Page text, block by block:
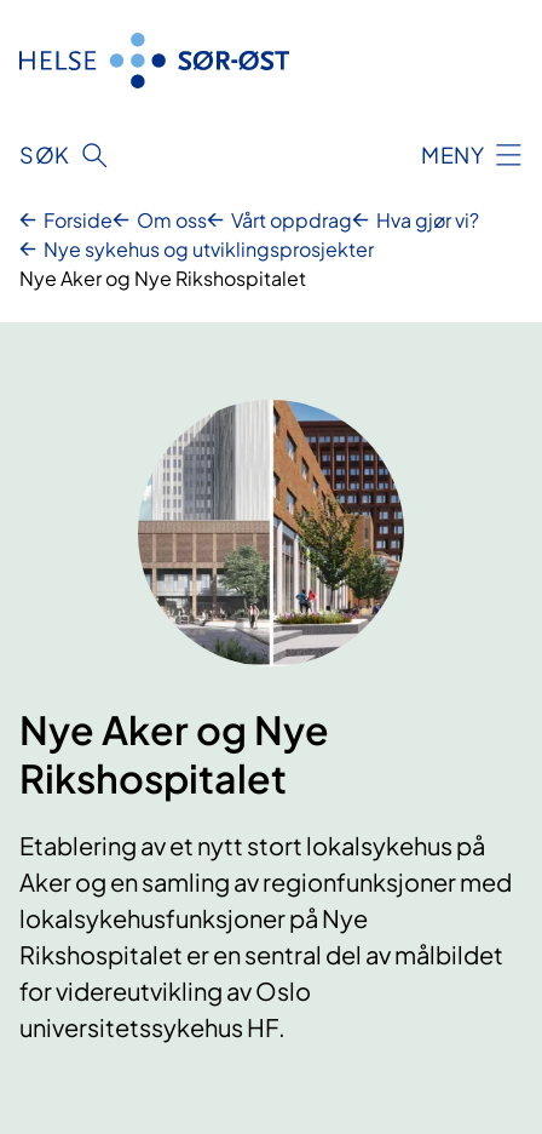
innhold
SØK MENY
Forside Om oss Vårt oppdrag
Hva gjør vi?
Nye sykehus og utviklingsprosjekter
Nye Aker og Nye Rikshospitalet
Nye Aker og Nye
Rikshospitalet
Etablering av et nytt stort lokalsykehus på
Aker og en samling av regionfunksjoner med
lokalsykehusfunksjoner på Nye
Rikshospitalet er en sentral del av målbildet
for videreutvikling av Oslo
universitetssykehus HF.